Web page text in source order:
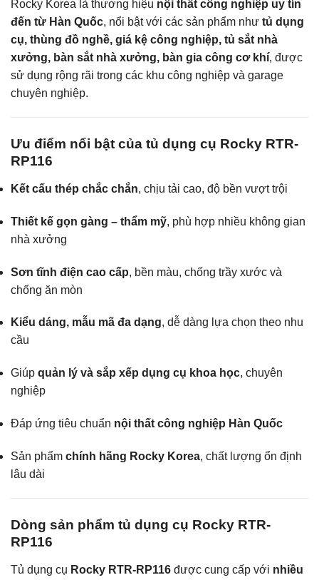
Rocky Korea là thương hiệu nội thất công nghiệp uy tín
đến từ Hàn Quốc, nổi bật với các sản phẩm như tủ dụng
cụ, thùng đồ nghề, giá kệ công nghiệp, tủ sắt nhà
xưởng, bàn sắt nhà xưởng, bàn gia công cơ khí, được
sử dụng rộng rãi trong các khu công nghiệp và garage
chuyên nghiệp.
Ưu điểm nổi bật của tủ dụng cụ Rocky RTR-
RP116
Kết cấu thép chắc chắn, chịu tải cao, độ bền vượt trội
Thiết kế gọn gàng – thẩm mỹ, phù hợp nhiều không gian
nhà xưởng
Sơn tĩnh điện cao cấp, bền màu, chống trầy xước và
chống ăn mòn
Kiểu dáng, mẫu mã đa dạng, dễ dàng lựa chọn theo nhu
cầu
Giúp quản lý và sắp xếp dụng cụ khoa học, chuyên
nghiệp
Đáp ứng tiêu chuẩn nội thất công nghiệp Hàn Quốc
Sản phẩm chính hãng Rocky Korea, chất lượng ổn định
lâu dài
Dòng sản phẩm tủ dụng cụ Rocky RTR-
RP116
Tủ dụng cụ Rocky RTR-RP116 được cung cấp với nhiều